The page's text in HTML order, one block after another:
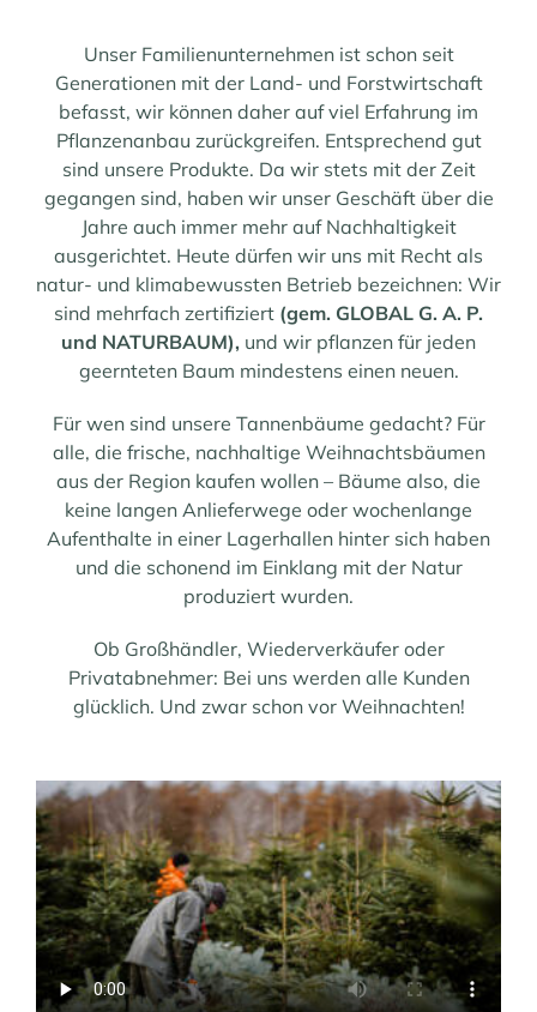
Unser Familienunternehmen ist schon seit
Generationen mit der Land- und Forstwirtschaft
befasst, wir können daher auf viel Erfahrung im
Pflanzenanbau zurückgreifen. Entsprechend gut
sind unsere Produkte. Da wir stets mit der Zeit
gegangen sind, haben wir unser Geschäft über die
Jahre auch immer mehr auf Nachhaltigkeit
ausgerichtet. Heute dürfen wir uns mit Recht als
natur- und klimabewussten Betrieb bezeichnen: Wir
sind mehrfach zertifiziert (gem. GLOBAL G. A. P.
und NATURBAUM), und wir pflanzen für jeden
geernteten Baum mindestens einen neuen.
Für wen sind unsere Tannenbäume gedacht? Für
alle, die frische, nachhaltige Weihnachtsbäumen
aus der Region kaufen wollen – Bäume also, die
keine langen Anlieferwege oder wochenlange
Aufenthalte in einer Lagerhallen hinter sich haben
und die schonend im Einklang mit der Natur
produziert wurden.
Ob Großhändler, Wiederverkäufer oder
Privatabnehmer: Bei uns werden alle Kunden
glücklich. Und zwar schon vor Weihnachten!